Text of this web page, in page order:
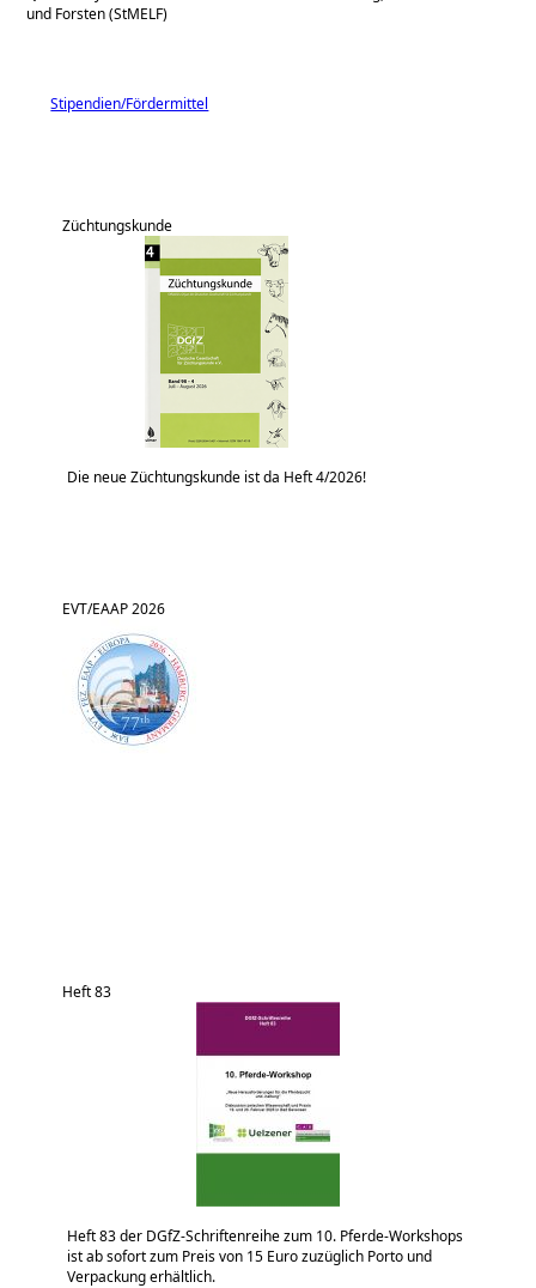
und Forsten (StMELF)
Stipendien/Fördermittel
Züchtungskunde
Die neue Züchtungskunde ist da Heft 4/2026!
EVT/EAAP 2026
Heft 83
Heft 83 der DGfZ-Schriftenreihe zum 10. Pferde-Workshops
ist ab sofort zum Preis von 15 Euro zuzüglich Porto und
Verpackung erhältlich.